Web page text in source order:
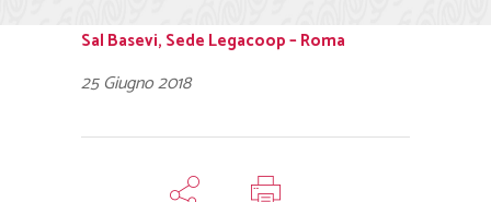
Sal Basevi, Sede Legacoop – Roma
25 Giugno 2018